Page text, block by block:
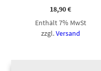
18,90€
Enthält 7% MwSt
zzgl.Versand